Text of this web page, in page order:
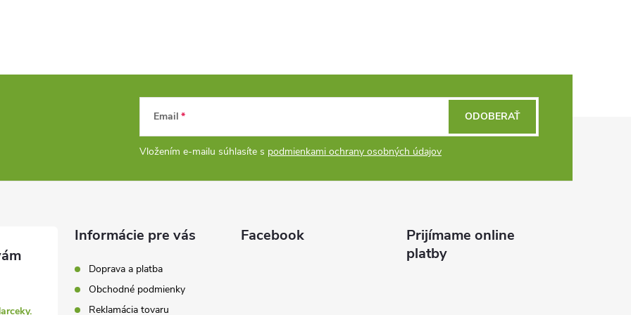
Email
Vložením e-mailu súhlasíte s podmienkami ochrany osobných údajov
ODOBERAŤ
Informácie pre vás
Doprava a platba
Obchodné podmienky
Reklamácia tovaru
Facebook
Prijímame online
platby